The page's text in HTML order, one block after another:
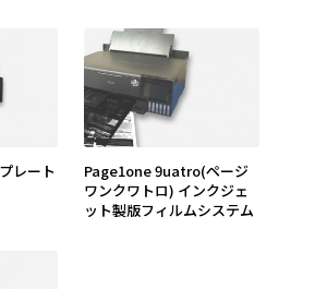
page1one 9uatro(ページ
ワンクワトロ) インクジェ
ット製版フィルムシステム